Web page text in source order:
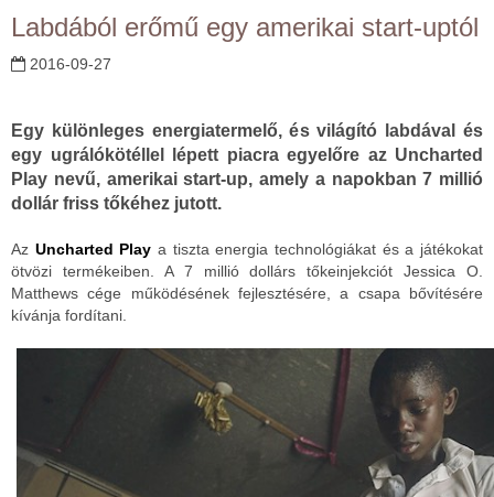
Labdából erőmű egy amerikai start-uptól
2016-09-27
Egy különleges energiatermelő, és világító labdával és
egy ugrálókötéllel lépett piacra egyelőre az Uncharted
Play nevű, amerikai start-up, amely a napokban 7 millió
dollár friss tőkéhez jutott.
Az Uncharted Play a tiszta energia technológiákat és a játékokat
ötvözi termékeiben. A 7 millió dollárs tőkeinjekciót Jessica O.
Matthews cége működésének fejlesztésére, a csapa bővítésére
kívánja fordítani.